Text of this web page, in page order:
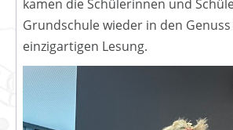
kamen die Schülerinnen und
Grundschule wieder in den
einzigartigen Lesung.